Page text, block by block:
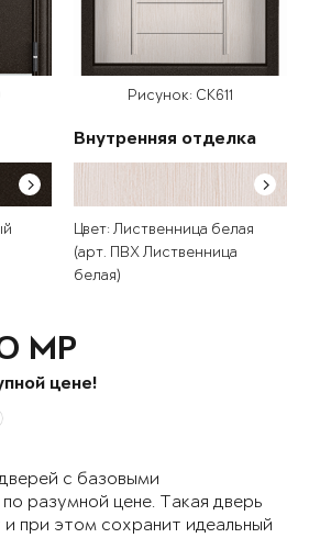
Рисунок: СК611
Внутренняя отделка
Цвет: Лиственница белая
(арт. ПВХ Лиственница
белая)
MP
цене!
с базовыми
разумной цене. Такая дверь
при этом сохранит идеальный